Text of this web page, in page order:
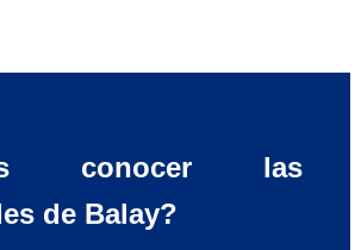
conocer las
de Balay?